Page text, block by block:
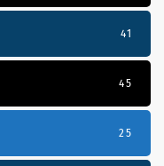
41
45
25